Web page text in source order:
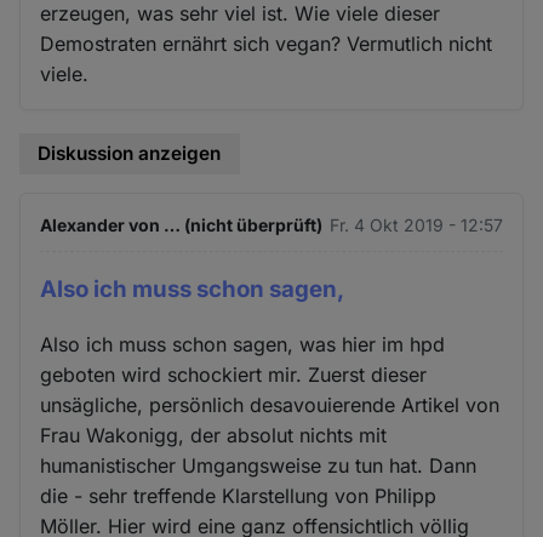
erzeugen, was sehr viel ist. Wie viele dieser
Demostraten ernährt sich vegan? Vermutlich nicht
viele.
Diskussion anzeigen
Alexander von … (nicht überprüft) Fr. 4 Okt 2019 - 12:57
Also ich muss schon sagen,
Also ich muss schon sagen, was hier im hpd
geboten wird schockiert mir. Zuerst dieser
unsägliche, persönlich desavouierende Artikel von
Frau Wakonigg, der absolut nichts mit
humanistischer Umgangsweise zu tun hat. Dann
die - sehr treffende Klarstellung von Philipp
Möller. Hier wird eine ganz offensichtlich völlig